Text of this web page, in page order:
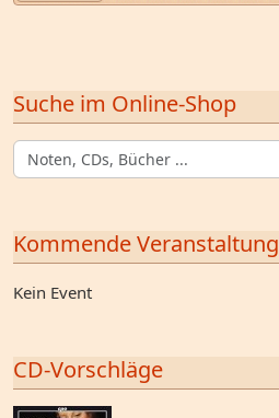
Suche im Online-Shop
Kommende Veranstaltung
Kein Event
CD-Vorschläge